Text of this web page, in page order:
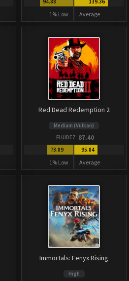
1% Low Average
Red Dead Redemption 2
Medium (Vulkan)
FLUIDEZ 87.40
73.89
1% Low
95.84
Average
Immortals: Fenyx Rising
High